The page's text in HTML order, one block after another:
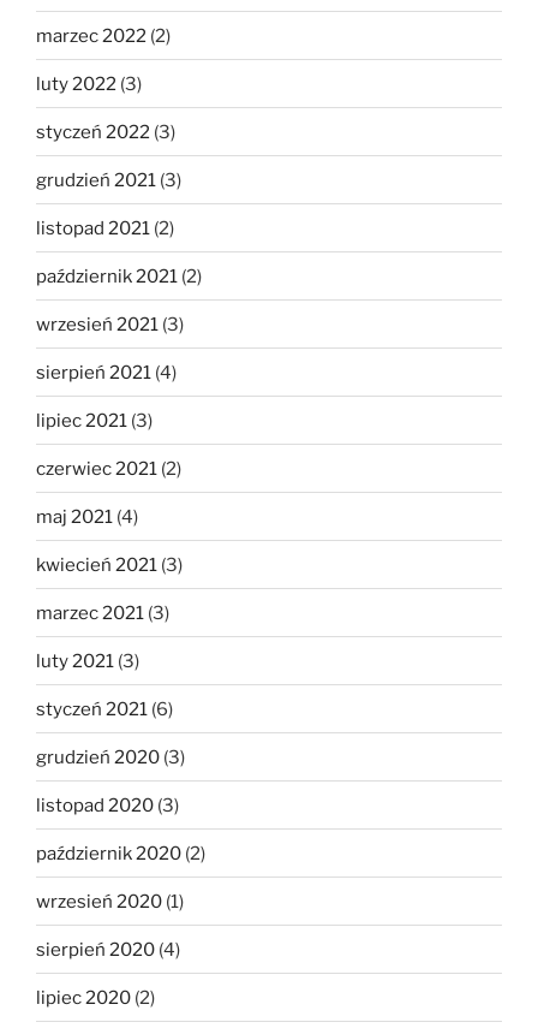
marzec 2022 (2)
luty 2022 (3)
styczeń 2022 (3)
grudzień 2021 (3)
listopad 2021 (2)
październik 2021 (2)
wrzesień 2021 (3)
sierpień 2021 (4)
lipiec 2021 (3)
czerwiec 2021 (2)
maj 2021 (4)
kwiecień 2021 (3)
marzec 2021 (3)
luty 2021 (3)
styczeń 2021 (6)
grudzień 2020 (3)
listopad 2020 (3)
październik 2020 (2)
wrzesień 2020 (1)
sierpień 2020 (4)
lipiec 2020 (2)